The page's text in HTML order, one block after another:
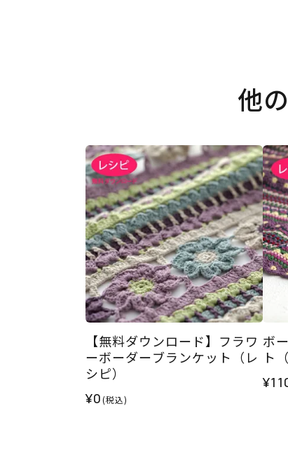
他
【無料ダウンロード】フラワ
ーボーダーブランケット（レ
シピ）
¥0(税込)
ボ
ト